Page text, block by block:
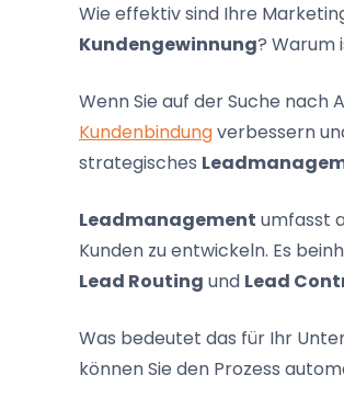
Wie effektiv sind Ihre
Kundengewinnung? Warum
Wenn Sie auf der Suche nach
Kundenbindungverbessern
strategisches
Leadmanagement umfasst
Kunden zu entwickeln. Es
Lead Routing und Lead
Was bedeutet das für Ihr
können Sie den Prozess